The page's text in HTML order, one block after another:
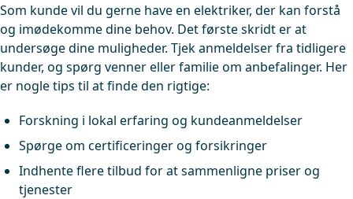
Som kunde vil du gerne have en elektriker, der kan forstå
og imødekomme dine behov. Det første skridt er at
undersøge dine muligheder. Tjek anmeldelser fra tidligere
kunder, og spørg venner eller familie om anbefalinger. Her
er nogle tips til at finde den rigtige:
Forskning i lokal erfaring og kundeanmeldelser
Spørge om certificeringer og forsikringer
Indhente flere tilbud for at sammenligne priser og
tjenester